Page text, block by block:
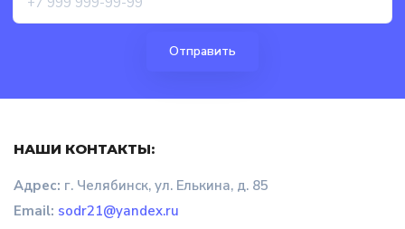
НАШИ КОНТАКТЫ:
Адрес: г. Челябинск, ул. Елькина, д. 85
Email: sodr21@yandex.ru